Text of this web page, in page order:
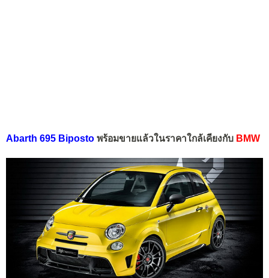
Abarth 695 Biposto พร้อมขายแล้วในราคาใกล้เคียงกับ BMW